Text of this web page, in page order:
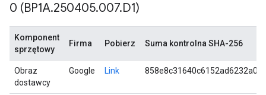
0 (BP1A.250405.007.D1)
Komponent
sprzętowy
Firma Pobierz Suma kontrolna SHA-256
Obraz
dostawcy
Google Link